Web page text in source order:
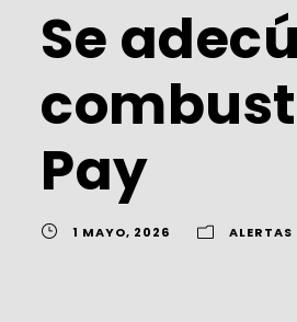
Se
Pay
1 MAYO, 2026 ALERTAS